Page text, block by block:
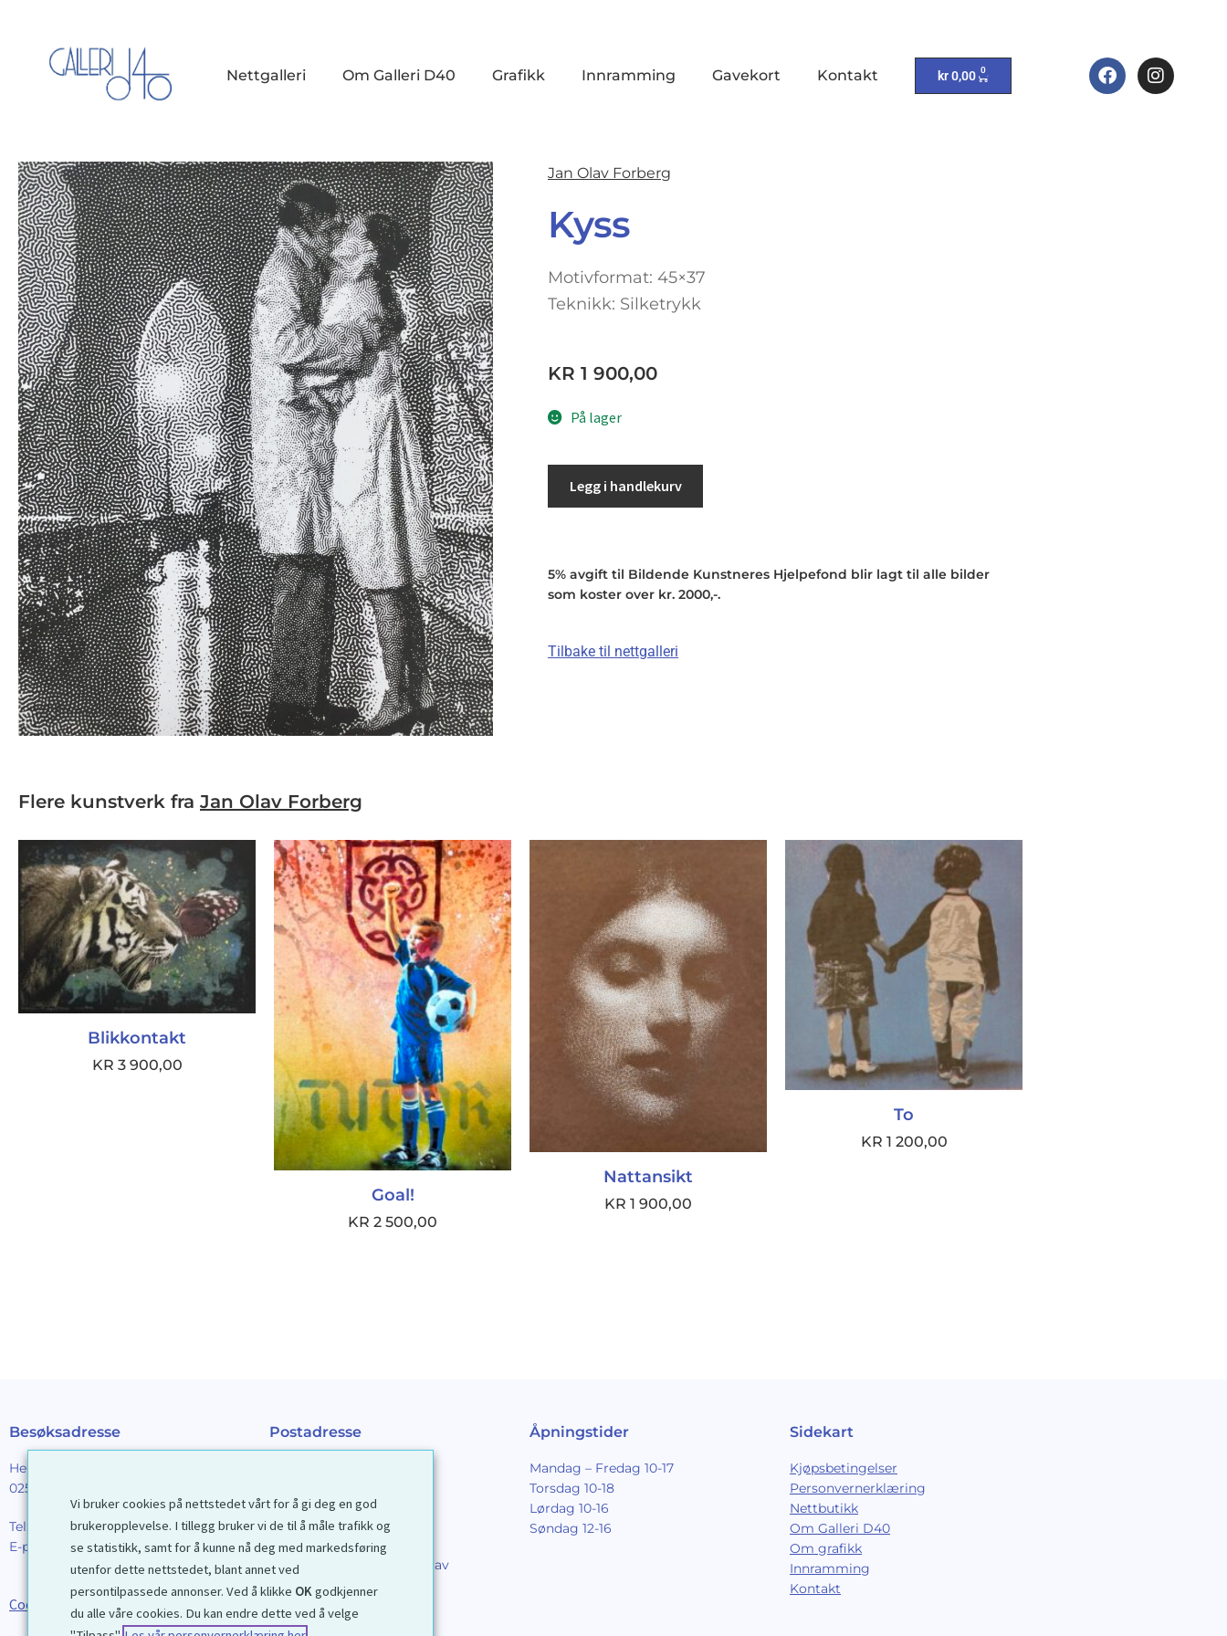
Nettgalleri Om Galleri D40 Grafikk Innramming Gavekort Kontakt kr0,00 0
Jan Olav Forberg
Kyss
Motivformat: 45×37
Teknikk: Silketrykk
KR 1 900,00
På lager
Legg i handlekurv
5% avgift til Bildende Kunstneres Hjelpefond blir lagt til alle bilder
som koster over kr. 2000,-.
Tilbake til nettgalleri
Flere kunstverk fra Jan Olav Forberg
Blikkontakt
KR 3 900,00
Goal!
KR 2 500,00
Nattansikt
KR 1 900,00
To
KR 1 200,00
Besøksadresse
Henrik Ibsens gt. 90
0255 Oslo
Tel:
22 44 85 86
E-post:
galleri@d40.no
Cookies
Postadresse
0201 Oslo
Mobilnummer til sporing av
forsendelser: 91924069
Åpningstider
Mandag – Fredag 10-17
Torsdag 10-18
Lørdag 10-16
Søndag 12-16
Sidekart
Kjøpsbetingelser
Personvernerklæring
Nettbutikk
Om Galleri D40
Om grafikk
Innramming
Kontakt
Vi bruker cookies på nettstedet vårt for å gi deg en god
brukeropplevelse. I tillegg bruker vi de til å måle trafikk og
se statistikk, samt for å kunne nå deg med markedsføring
utenfor dette nettstedet, blant annet ved
persontilpassede annonser. Ved å klikke OKgodkjenner
du alle våre cookies. Du kan endre dette ved å velge